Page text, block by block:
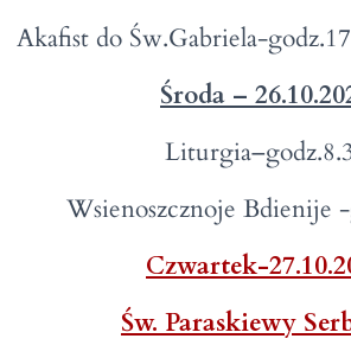
Akafist do Św.Gabriela-
Środa –
Wsienoszcznoje Bdienije
Czwartek-
Św. Paraskiewy